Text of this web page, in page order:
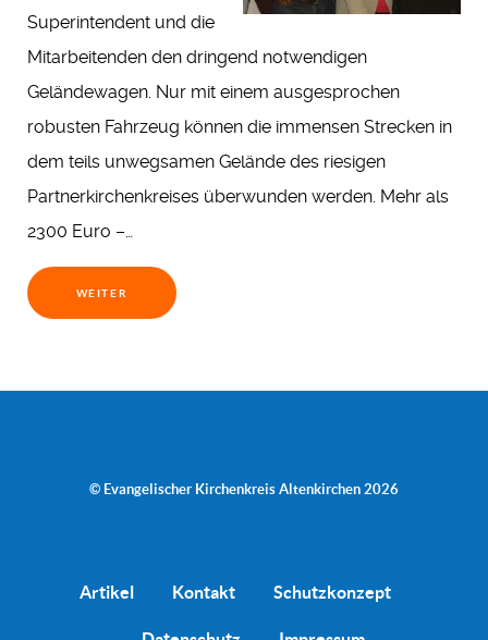
Superintendent und die
Mitarbeitenden den dringend notwendigen
Geländewagen. Nur mit einem ausgesprochen
robusten Fahrzeug können die immensen Strecken in
dem teils unwegsamen Gelände des riesigen
Partnerkirchenkreises überwunden werden. Mehr als
2300 Euro –…
WEITER
© Evangelischer Kirchenkreis Altenkirchen 2026
Artikel Kontakt Schutzkonzept